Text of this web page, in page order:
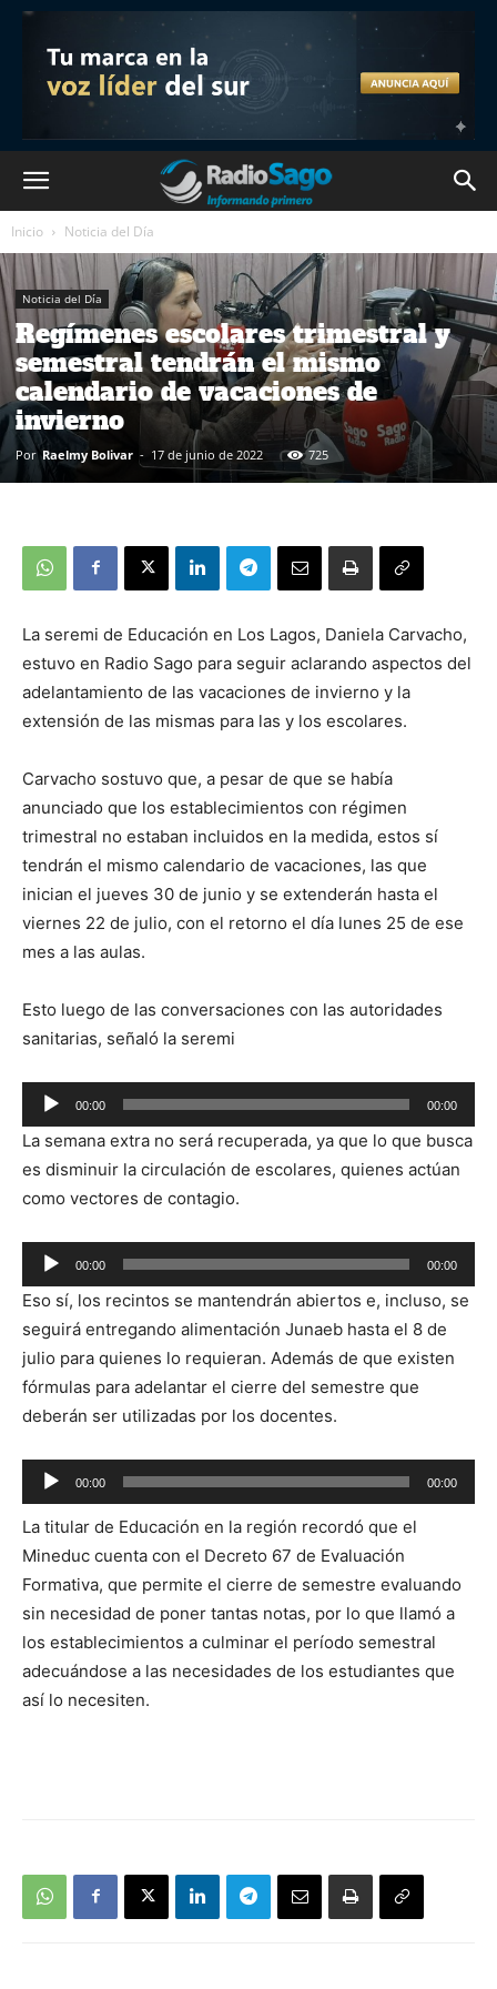
Inicio Noticia del Día
Noticia del Día
Regímenes escolares trimestral y
semestral tendrán el mismo
calendario de vacaciones de
invierno
Por Raelmy Bolivar - 17 de junio de 2022 725
La seremi de Educación en Los Lagos, Daniela Carvacho,
estuvo en Radio Sago para seguir aclarando aspectos del
adelantamiento de las vacaciones de invierno y la
extensión de las mismas para las y los escolares.
Carvacho sostuvo que, a pesar de que se había
anunciado que los establecimientos con régimen
trimestral no estaban incluidos en la medida, estos sí
tendrán el mismo calendario de vacaciones, las que
inician el jueves 30 de junio y se extenderán hasta el
viernes 22 de julio, con el retorno el día lunes 25 de ese
mes a las aulas.
Esto luego de las conversaciones con las autoridades
sanitarias, señaló la seremi
Reproductor
de
audio
00:00 00:00
La semana extra no será recuperada, ya que lo que busca
es disminuir la circulación de escolares, quienes actúan
como vectores de contagio.
Reproductor
de
audio
00:00 00:00
Eso sí, los recintos se mantendrán abiertos e, incluso, se
seguirá entregando alimentación Junaeb hasta el 8 de
julio para quienes lo requieran. Además de que existen
fórmulas para adelantar el cierre del semestre que
deberán ser utilizadas por los docentes.
Reproductor
de
audio
00:00 00:00
La titular de Educación en la región recordó que el
Mineduc cuenta con el Decreto 67 de Evaluación
Formativa, que permite el cierre de semestre evaluando
sin necesidad de poner tantas notas, por lo que llamó a
los establecimientos a culminar el período semestral
adecuándose a las necesidades de los estudiantes que
así lo necesiten.